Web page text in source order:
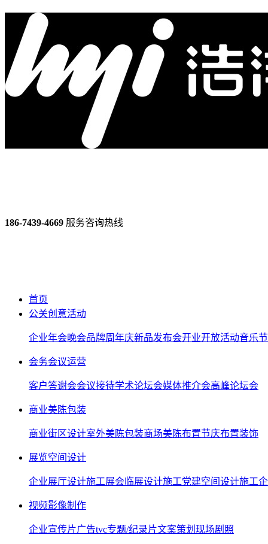
186-7439-4669 服务咨询热线
首页
公关创意活动
企业年会晚会品牌周年庆新品发布会开业开放活动音乐
会务会议运营
客户答谢会会议接待学术论坛会媒体推介会高峰论坛会
商业美陈包装
商业街区设计室外美陈包装商场美陈布置节庆布置装饰
展览空间设计
企业展厅设计施工展会临展设计施工党建空间设计施工
视频影像制作
企业宣传片广告tvc专题/纪录片文案策划 现场剧照